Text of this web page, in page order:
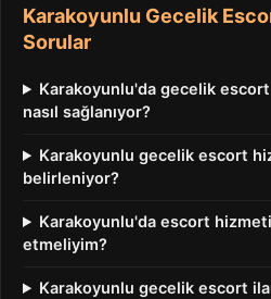
Karakoyunlu Gecelik
Sorular
Karakoyunlu'da gecelik
nasıl sağlanıyor?
Karakoyunlu gecelik escort
belirleniyor?
Karakoyunlu'da escort
etmeliyim?
Karakoyunlu gecelik escort